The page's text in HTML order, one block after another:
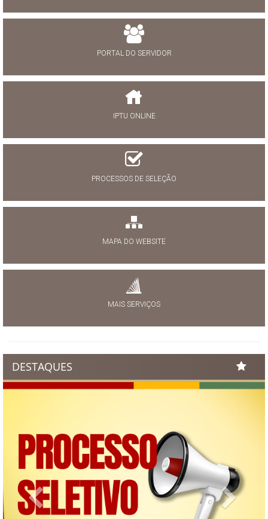
PORTAL DO SERVIDOR
IPTU ONLINE
PROCESSOS DE SELEÇÃO
MAPA DO WEBSITE
MAIS SERVIÇOS
DESTAQUES
Previous Next